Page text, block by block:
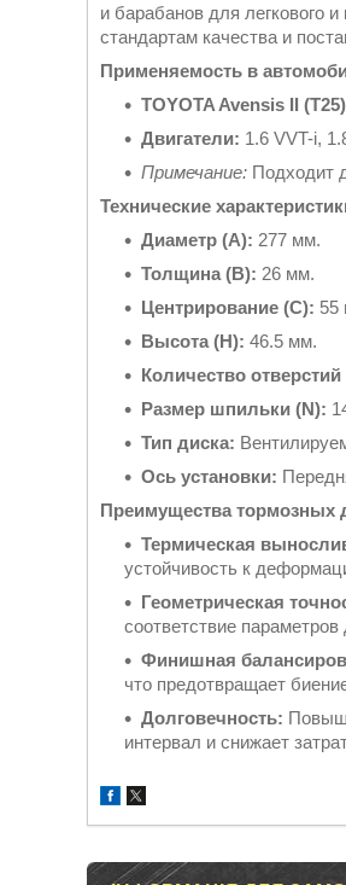
и барабанов для легкового
стандартам качества и
Применяемость в
TOYOTA Avensis II
Двигатели: 1.6 VVT-i,
Примечание: Подходит
Технические
Диаметр (A): 277 мм.
Толщина (B): 26 мм.
Центрирование (C): 55
Высота (H): 46.5 мм.
Количество отверстий
Размер шпильки (N):
Тип диска:
Ось установки:
Преимущества тормозных
Термическая
устойчивость к
Геометрическая
соответствие
Финишная
что предотвращает
Долговечность:
интервал и снижает